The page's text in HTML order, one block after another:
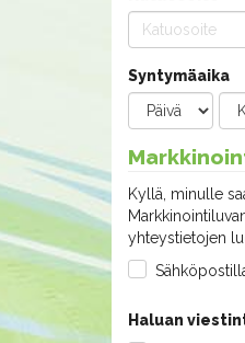
Syntymäaika
Kyllä, minulle
yhteystietojen
Haluan